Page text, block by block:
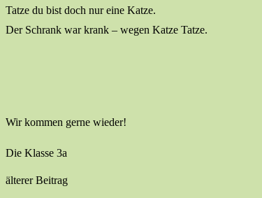
Tatze du bist doch nur eine Katze.
Der Schrank war krank – wegen Katze Tatze.
Wir kommen gerne wieder!
Die Klasse 3a
älterer Beitrag